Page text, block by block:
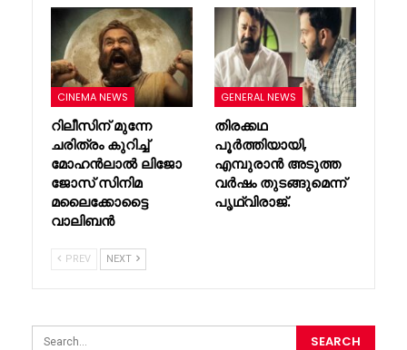
CINEMA NEWS
റിലീസിന് മുന്നേ
ചരിത്രം കുറിച്ച്
മോഹൻലാൽ ലിജോ
ജോസ് സിനിമ
മലൈക്കോട്ടൈ
വാലിബൻ
GENERAL NEWS
തിരക്കഥ
പൂർത്തിയായി,
എമ്പുരാൻ അടുത്ത
വർഷം തുടങ്ങുമെന്ന്
പൃഥ്വിരാജ്.
PREV NEXT